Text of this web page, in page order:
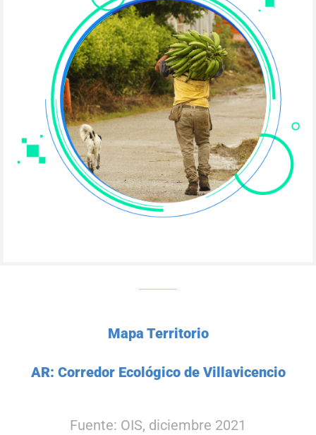
Mapa Territorio
AR: Corredor Ecológico de Villavicencio
Fuente: OIS, diciembre 2021